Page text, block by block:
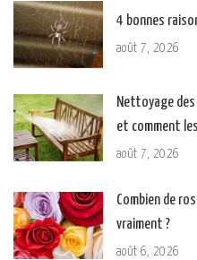
4 bonnes
août 7, 2026
Nettoyage
et comment
août 7, 2026
Combien de
vraiment ?
août 6, 2026